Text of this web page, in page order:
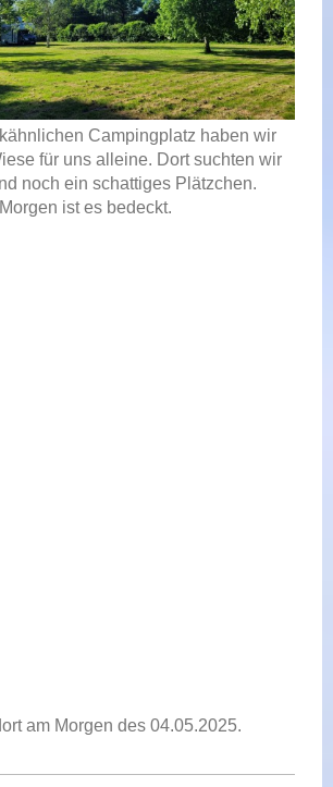
Campingplatz haben wir
für uns alleine. Dort suchten wir
noch ein schattiges Plätzchen.
ist es bedeckt.
am Morgen des 04.05.2025.